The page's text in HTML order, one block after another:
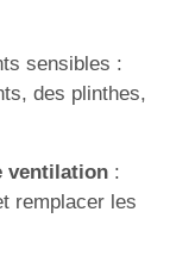
sensibles :
des plinthes,
ventilation:
remplacer les